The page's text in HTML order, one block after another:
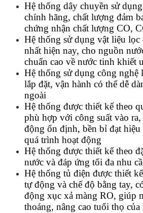
Hệ thống dây chuyền sử
chính hãng, chất lượng đảm
chứng nhận chất lượng CO,
Hệ thống sử dụng vật liệu
nhất hiện nay, cho nguồn
chuẩn cao về nước tinh khiết
Hệ thống sử dụng công nghệ
lắp đặt, vận hành có thể dễ
ngoài
Hệ thống được thiết kế theo
phù hợp với công suất vào
động ổn định, bền bỉ đạt hiệu
quá trình hoạt động
Hệ thống được thiết kế theo
nước và đáp ứng tối đa nhu
Hệ thống tủ điện được thiết
tự động và chế độ bằng tay,
động xục xả màng RO, giúp
thoáng, nâng cao tuổi thọ của